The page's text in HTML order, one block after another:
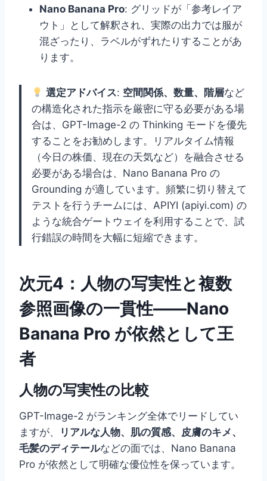
Nano Banana Pro: グリッドが「参考レイア
ウト」として解釈され、実際の出力では服が
混ざったり、ラベルがずれたりすることがあ
ります。
選定アドバイス: 空間関係、数量、階層など
の構造化された指示を厳密に守る必要がある場
合は、GPT-Image-2 の Thinking モードを優先
することをお勧めします。リアルタイム情報
（今日の株価、現在の天気など）を融合させる
必要がある場合は、Nano Banana Pro の
Grounding が適しています。頻繁に切り替えて
テストを行うチームには、APIYI (apiyi.com) の
ような統合ゲートウェイを利用することで、試
行錯誤の時間を大幅に短縮できます。
次元4：人物の写実性と複数
参照画像の一貫性——Nano
Banana Pro が依然として王
者
人物の写実性の比較
GPT-Image-2 がランキング全体でリードしてい
ますが、
リアルな人物、肌の質感、皮膚のキメ、
毛髪のディテールなどの面では、Nano Banana
Pro が依然として明確な優位性を保っています。